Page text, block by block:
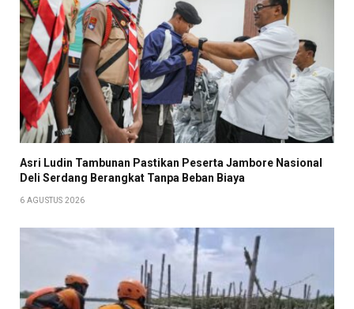
Asri Ludin Tambunan Pastikan Peserta Jambore Nasional
Deli Serdang Berangkat Tanpa Beban Biaya
6 AGUSTUS 2026